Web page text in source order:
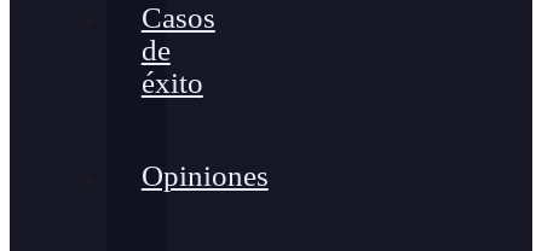
Casos
de
éxito
Opiniones